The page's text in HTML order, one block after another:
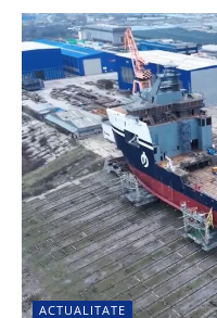
ACTUALITATE